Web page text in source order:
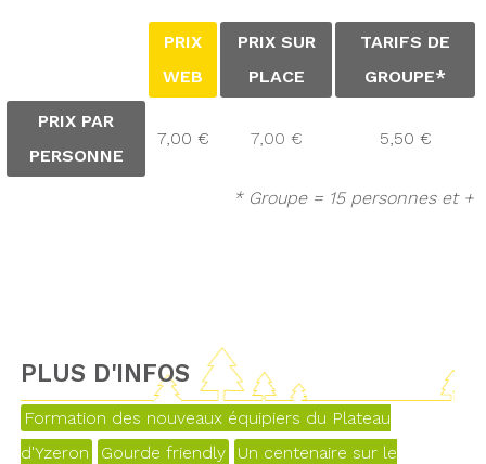
PRIX
WEB
PRIX SUR
PLACE
TARIFS DE
GROUPE*
PRIX PAR
PERSONNE
7,00 € 7,00 € 5,50 €
* Groupe = 15 personnes et +
PLUS D'INFOS
Formation des nouveaux équipiers du Plateau
d'Yzeron
Gourde friendly
Un centenaire sur le